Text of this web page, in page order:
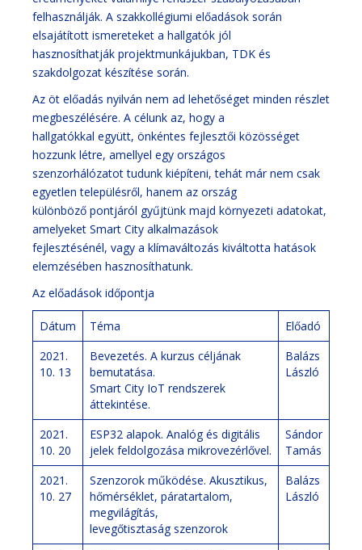
felhasználják. A szakkollégiumi előadások során
elsajátított ismereteket a hallgatók jól
hasznosíthatják projektmunkájukban, TDK és
szakdolgozat készítése során.
Az öt előadás nyilván nem ad lehetőséget minden részlet
megbeszélésére. A célunk az, hogy a
hallgatókkal együtt, önkéntes fejlesztői közösséget
hozzunk létre, amellyel egy országos
szenzorhálózatot tudunk kiépíteni, tehát már nem csak
egyetlen településről, hanem az ország
különböző pontjáról gyűjtünk majd környezeti adatokat,
amelyeket Smart City alkalmazások
fejlesztésénél, vagy a klímaváltozás kiváltotta hatások
elemzésében hasznosíthatunk.
Az előadások időpontja
Dátum Téma
Előadó
2021.
10. 13
Bevezetés. A kurzus céljának
bemutatása.
Smart City IoT rendszerek
áttekintése.
Balázs
László
2021.
10. 20
ESP32 alapok. Analóg és digitális
jelek feldolgozása mikrovezérlővel.
Sándor
Tamás
2021.
10. 27
Szenzorok működése. Akusztikus,
hőmérséklet, páratartalom,
megvilágítás,
levegőtisztaság szenzorok
Balázs
László